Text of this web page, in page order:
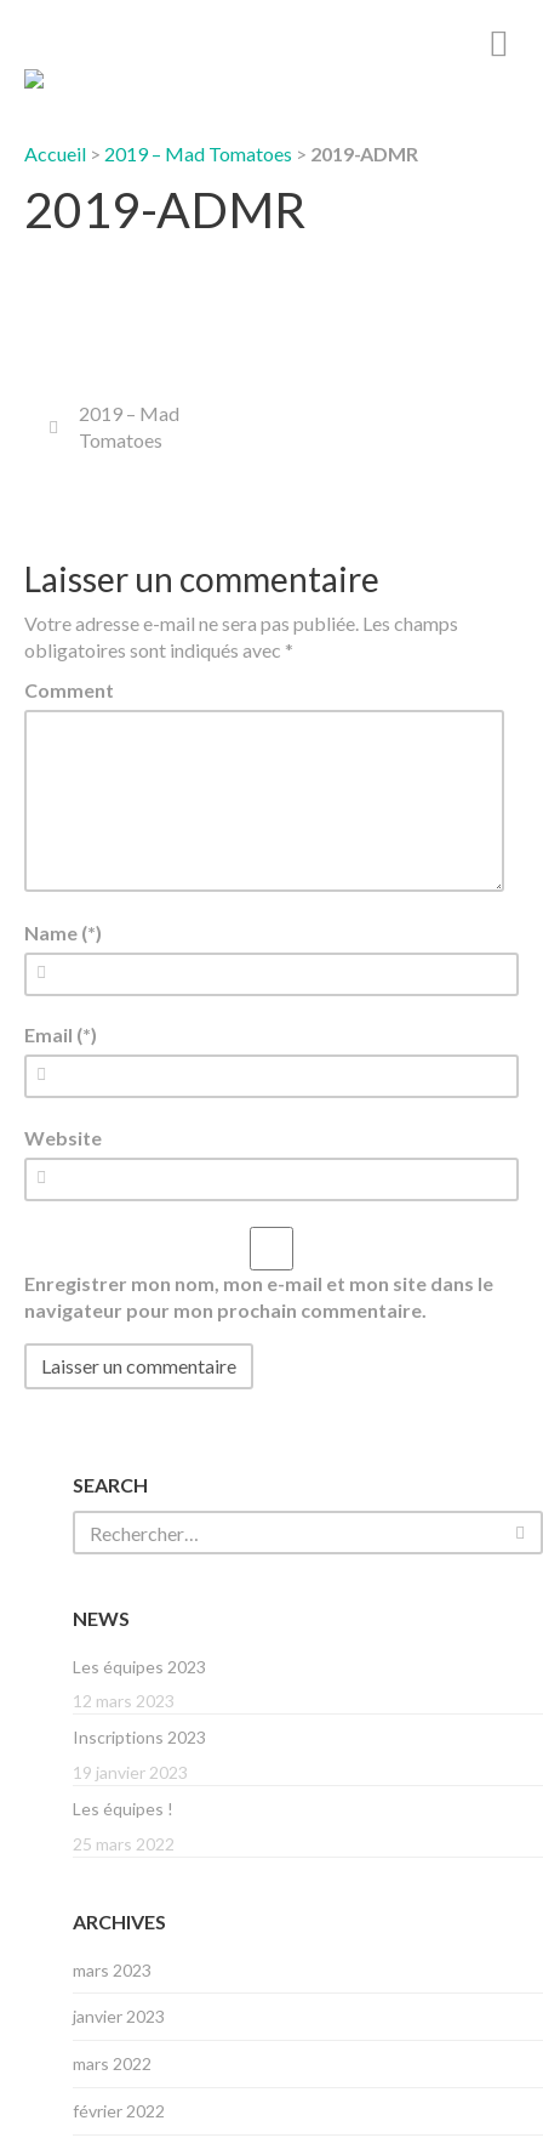
Accueil > 2019 – Mad Tomatoes > 2019-ADMR
2019-ADMR
2019 – Mad
Tomatoes
Laisser un commentaire
Votre adresse e-mail ne sera pas publiée. Les champs
obligatoires sont indiqués avec *
Comment
Name (*)
Email (*)
Website
Enregistrer mon nom, mon e-mail et mon site dans le
navigateur pour mon prochain commentaire.
SEARCH
NEWS
Les équipes 2023
12 mars 2023
Inscriptions 2023
19 janvier 2023
Les équipes !
25 mars 2022
ARCHIVES
mars 2023
janvier 2023
mars 2022
février 2022